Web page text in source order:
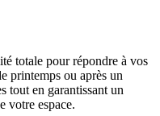
totale pour répondre à vos
printemps ou après un
tout en garantissant un
votre espace.